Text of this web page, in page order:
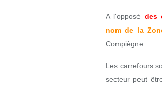
A l'opposé des
nom de la
Compiègne.
Les carrefours
secteur peut